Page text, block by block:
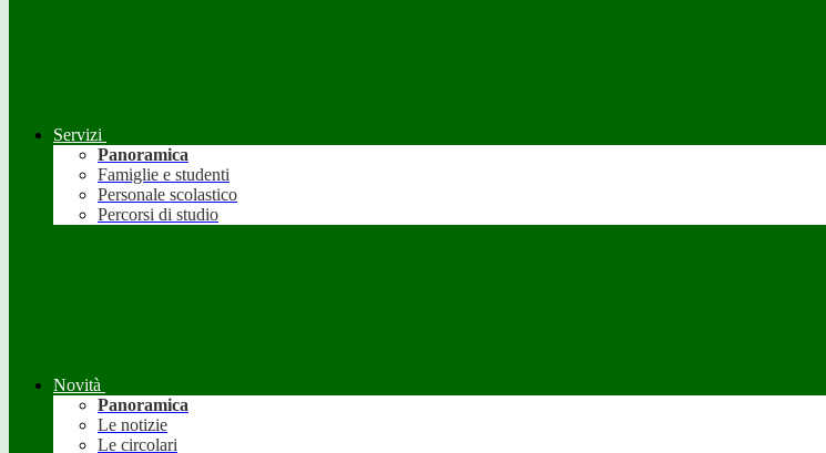
Servizi
Panoramica
Famiglie e studenti
Personale scolastico
Percorsi di studio
Novità
Panoramica
Le notizie
Le circolari